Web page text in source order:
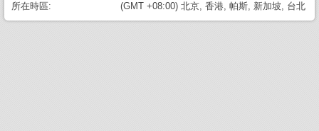
所在時區: (GMT +08:00) 北京, 香港, 帕斯, 新加坡, 台北